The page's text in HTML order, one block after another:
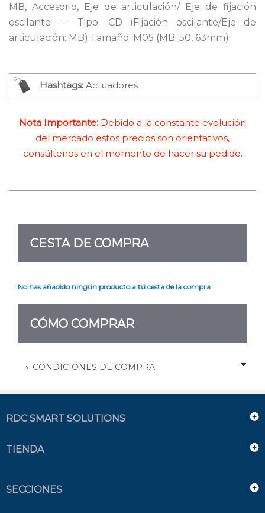
MB, Accesorio, Eje de articulación/ Eje de fijación
oscilante --- Tipo: CD (Fijación oscilante/Eje de
articulación: MB);Tamaño: M05 (MB: 50, 63mm)
Hashtags: Actuadores
Nota Importante: Debido a la constante evolución
del mercado estos precios son orientativos,
consúltenos en el momento de hacer su pedido.
CESTA DE COMPRA
No has añadido ningún producto a tú cesta de la compra
CÓMO COMPRAR
CONDICIONES DE COMPRA
RDC SMART SOLUTIONS
TIENDA
SECCIONES